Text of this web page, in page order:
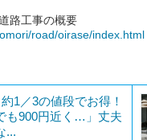
路工事の概要
road/oirase/index.html
1／3の値段でお得！
も900円近く…」丈夫
...